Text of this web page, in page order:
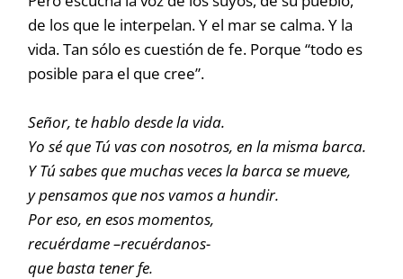
de los que le interpelan. Y el mar se calma. Y la
vida. Tan sólo es cuestión de fe. Porque “todo es
posible para el que cree”.
Señor, te hablo desde la vida.
Yo sé que Tú vas con nosotros, en la misma barca.
Y Tú sabes que muchas veces la barca se mueve,
y pensamos que nos vamos a hundir.
Por eso, en esos momentos,
recuérdame –recuérdanos-
que basta tener fe.